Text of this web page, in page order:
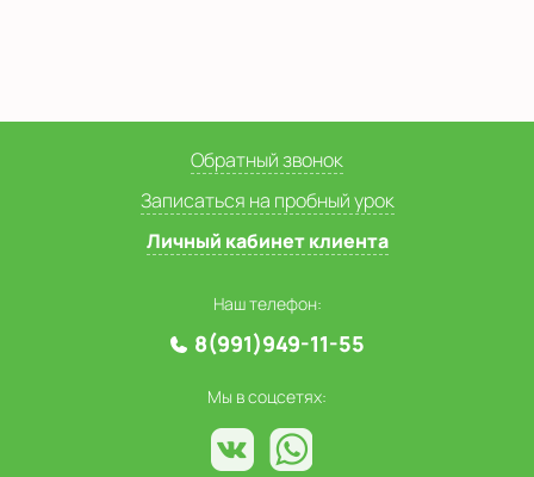
Обратный звонок
Записаться на пробный урок
Личный кабинет клиента
Наш телефон:
8(991)949-11-55
Мы в соцсетях: